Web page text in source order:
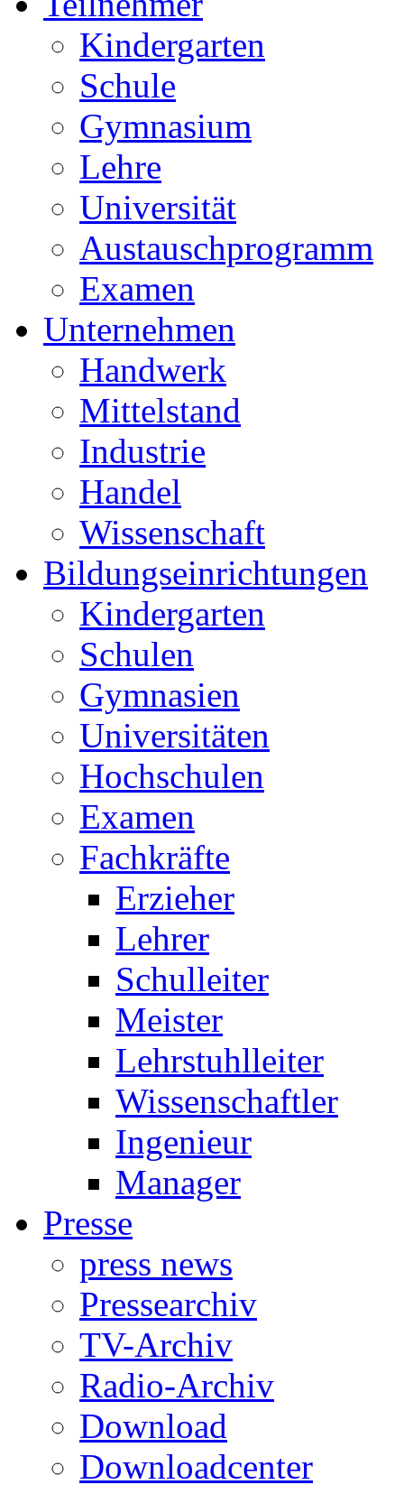
Kindergarten
Schule
Gymnasium
Lehre
Universität
Austauschprogramm
Examen
Unternehmen
Handwerk
Mittelstand
Industrie
Handel
Wissenschaft
Bildungseinrichtungen
Kindergarten
Schulen
Gymnasien
Universitäten
Hochschulen
Examen
Fachkräfte
Erzieher
Lehrer
Schulleiter
Meister
Lehrstuhlleiter
Wissenschaftler
Ingenieur
Manager
Presse
press news
Pressearchiv
TV-Archiv
Radio-Archiv
Download
Downloadcenter